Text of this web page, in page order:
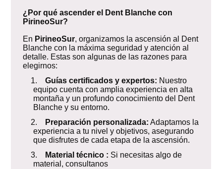
¿Por qué ascender el Dent Blanche con
PirineoSur?
En PirineoSur, organizamos la ascensión al Dent
Blanche con la máxima seguridad y atención al
detalle. Estas son algunas de las razones para
elegirnos:
1. Guías certificados y expertos: Nuestro
equipo cuenta con amplia experiencia en alta
montaña y un profundo conocimiento del Dent
Blanche y su entorno.
2.
Preparación personalizada: Adaptamos la
experiencia a tu nivel y objetivos, asegurando
que disfrutes de cada etapa de la ascensión.
3.
Material técnico : Si necesitas algo de
material, consultanos